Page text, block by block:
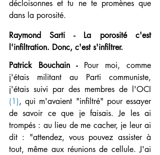
décloisonnes et tu ne te promènes que
dans la porosité.
Raymond Sarti - La porosité c'est
l'infiltration. Donc, c'est s'infiltrer.
Patrick Bouchain - Pour moi, comme
j'étais militant au Parti communiste,
(1), qui m'avaient "infiltré" pour essayer
de savoir ce que je faisais. Je les ai
trompés : au lieu de me cacher, je leur ai
dit : "attendez, vous pouvez assister à
tout, même aux réunions de cellule. J'ai